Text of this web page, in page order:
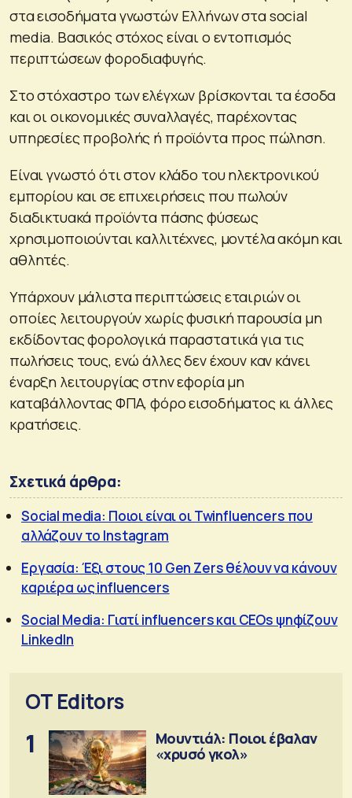
στα εισοδήματα γνωστών Ελλήνων στα social
media. Βασικός στόχος είναι ο εντοπισμός
περιπτώσεων φοροδιαφυγής.
Στο στόχαστρο των ελέγχων βρίσκονται τα έσοδα
και οι οικονομικές συναλλαγές, παρέχοντας
υπηρεσίες προβολής ή προϊόντα προς πώληση.
Είναι γνωστό ότι στον κλάδο του ηλεκτρονικού
εμπορίου και σε επιχειρήσεις που πωλούν
διαδικτυακά προϊόντα πάσης φύσεως
χρησιμοποιούνται καλλιτέχνες, μοντέλα ακόμη και
αθλητές.
Υπάρχουν μάλιστα περιπτώσεις εταιριών οι
οποίες λειτουργούν χωρίς φυσική παρουσία μη
εκδίδοντας φορολογικά παραστατικά για τις
πωλήσεις τους, ενώ άλλες δεν έχουν καν κάνει
έναρξη λειτουργίας στην εφορία μη
καταβάλλοντας ΦΠΑ, φόρο εισοδήματος κι άλλες
κρατήσεις.
Σχετικά άρθρα:
Social media: Ποιοι είναι οι Twinfluencers που
αλλάζουν το Instagram
Εργασία: Έξι στους 10 Gen Zers θέλουν να κάνουν
καριέρα ως influencers
Social Media: Γιατί influencers και CEOs ψηφίζουν
LinkedIn
OT Editors
1
Μουντιάλ: Ποιοι έβαλαν
«χρυσό γκολ»